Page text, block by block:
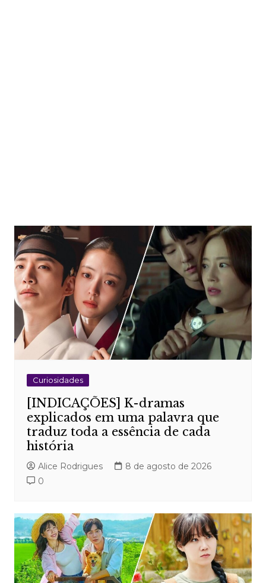
Curiosidades
[INDICAÇÕES] K-dramas
explicados em uma palavra que
traduz toda a essência de cada
história
Alice Rodrigues
8 de agosto de 2026
0